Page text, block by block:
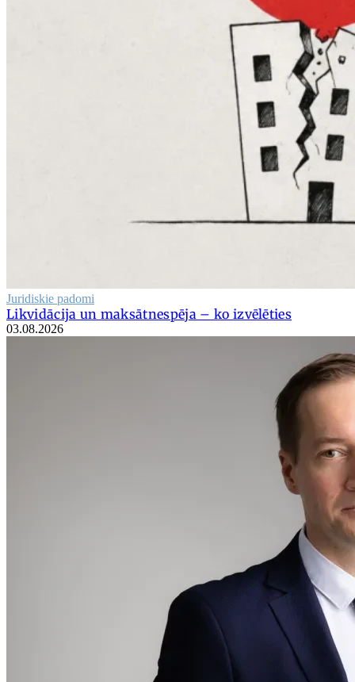
Juridiskie padomi
Likvidācija un maksātnespēja – ko izvēlēties
03.08.2026